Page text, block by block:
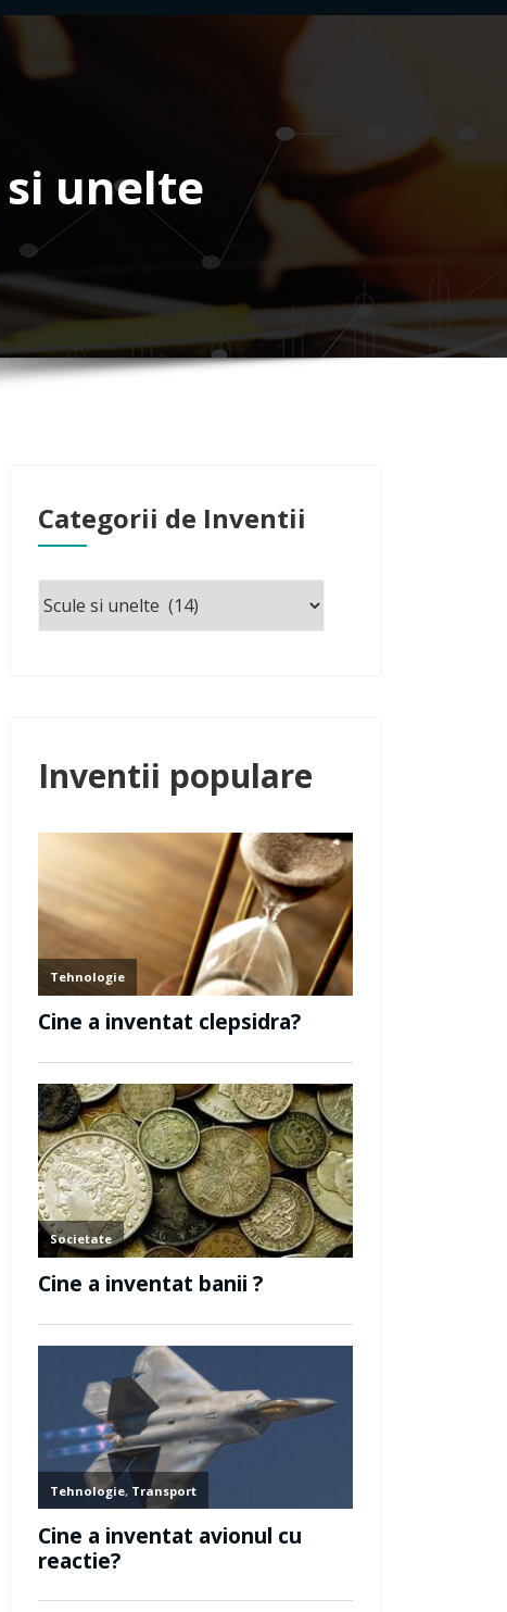
unelte
Categorii de Inventii
Inventii populare